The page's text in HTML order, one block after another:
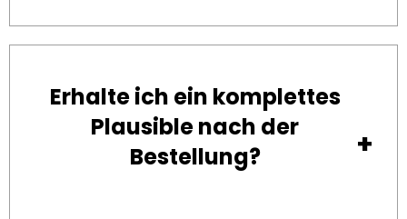
Erhalte ich ein komplettes
Plausible nach der
Bestellung?